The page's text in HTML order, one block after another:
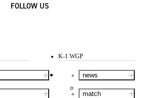
FOLLOW US
K-1 WGP
news
match